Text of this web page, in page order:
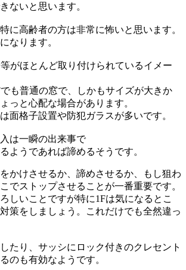
ないと思います。
に高齢者の方は非常に怖いと思います。
なります。
がほとんど取り付けられているイメー
も普通の窓で、しかもサイズが大きか
っと心配な場合があります。
面格子設置や防犯ガラスが多いです。
は一瞬の出来事で
ようであれば諦めるそうです。
かけさせるか、諦めさせるか、もし狙わ
でストップさせることが一番重要です。
しいことですが特に1Fは気になるとこ
策をしましょう。これだけでも全然違っ
たり、サッシにロック付きのクレセント
のも有効なようです。